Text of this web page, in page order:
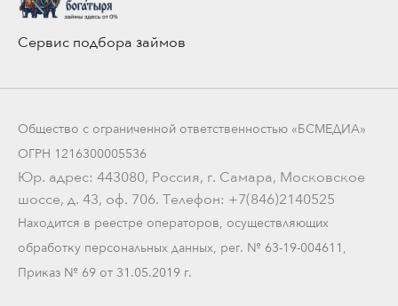
Сервис подбора займов
Общество с ограниченной ответственностью «БСМЕДИА»
ОГРН 1216300005536
Юр. адрес: 443080, Россия, г. Самара, Московское
шоссе, д. 43, оф. 706. Телефон: +7(846)2140525
Находится в реестре операторов, осуществляющих
обработку персональных данных, рег. № 63-19-004611,
Приказ № 69 от 31.05.2019 г.